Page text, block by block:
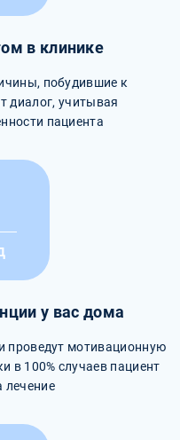
в клинике
побудившие к
диалог, учитывая
пациента
у вас дома
проведут мотивационную
в 100% случаев пациент
лечение